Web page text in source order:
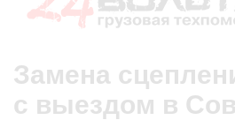
Замена
с выездом в